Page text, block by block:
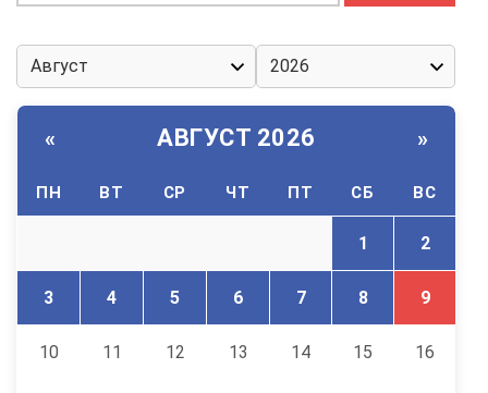
« АВГУСТ 2026 »
ПН ВТ СР ЧТ ПТ СБ ВС
1 2
3 4 5 6 7 8 9
10 11 12 13 14 15 16